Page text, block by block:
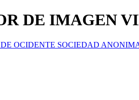
DE IMAGEN
OCIDENTE SOCIEDAD